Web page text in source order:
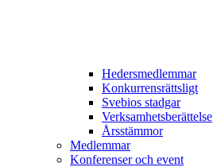
Hedersmedlemmar
Konkurrensrättsligt
Svebios stadgar
Verksamhetsberättelse
Årsstämmor
Medlemmar
Konferenser och event